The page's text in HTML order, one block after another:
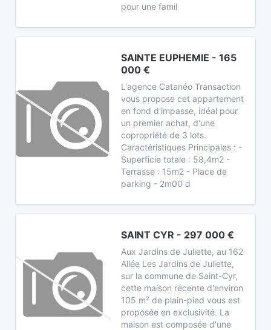
pour une famil
SAINTE EUPHEMIE - 165
000 €
L'agence Catanéo Transaction
vous propose cet appartement
en fond d'impasse, idéal pour
un premier achat, d'une
copropriété de 3 lots.
Caractéristiques Principales : -
Superficie totale : 58,4m2 -
Terrasse : 15m2 - Place de
parking - 2m00 d
SAINT CYR - 297 000 €
Aux Jardins de Juliette, au 162
Allée Les Jardins de Juliette,
sur la commune de Saint-Cyr,
cette maison récente d'environ
105 m² de plain-pied vous est
proposée en exclusivité. La
maison est composée d'une